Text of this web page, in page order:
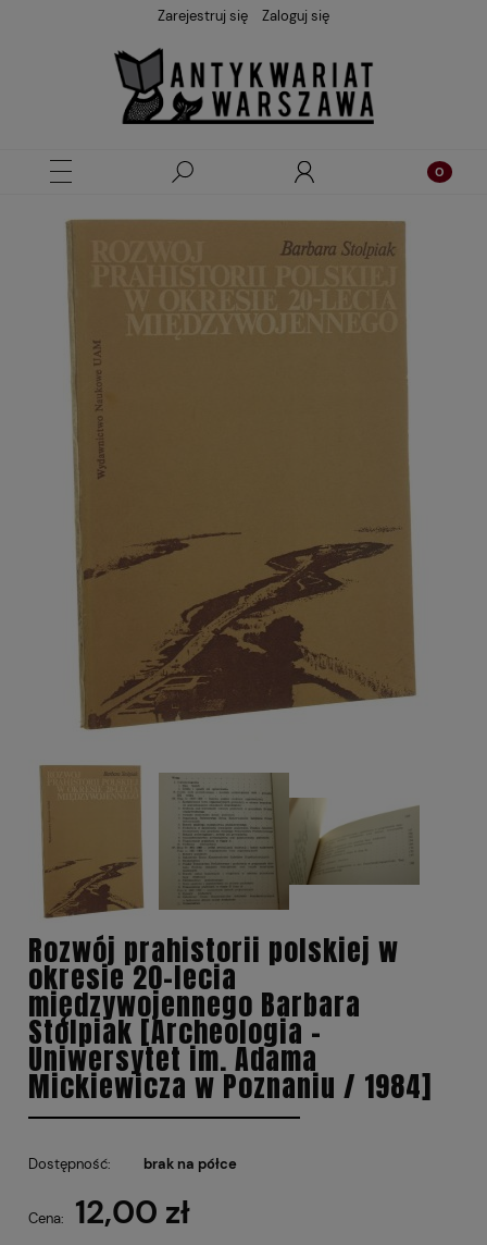
Zarejestruj się Zaloguj się
Rozwój prahistorii polskiej w
okresie 20-lecia
międzywojennego Barbara
Stolpiak [Archeologia -
Uniwersytet im. Adama
Mickiewicza w Poznaniu / 1984]
Dostępność: brak na półce
Cena: 12,00 zł